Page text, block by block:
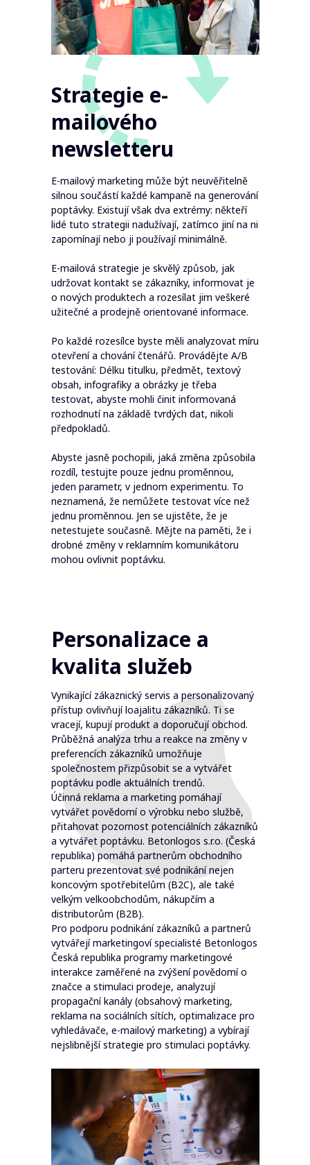
Strategie e-
mailového
newsletteru
E-mailový marketing může být neuvěřitelně
silnou součástí každé kampaně na generování
poptávky. Existují však dva extrémy: někteří
lidé tuto strategii nadužívají, zatímco jiní na ni
zapomínají nebo ji používají minimálně.
E-mailová strategie je skvělý způsob, jak
udržovat kontakt se zákazníky, informovat je
o nových produktech a rozesílat jim veškeré
užitečné a prodejně orientované informace.
Po každé rozesílce byste měli analyzovat míru
otevření a chování čtenářů. Provádějte A/B
testování: Délku titulku, předmět, textový
obsah, infografiky a obrázky je třeba
testovat, abyste mohli činit informovaná
rozhodnutí na základě tvrdých dat, nikoli
předpokladů.
Abyste jasně pochopili, jaká změna způsobila
rozdíl, testujte pouze jednu proměnnou,
jeden parametr, v jednom experimentu. To
neznamená, že nemůžete testovat více než
jednu proměnnou. Jen se ujistěte, že je
netestujete současně. Mějte na paměti, že i
drobné změny v reklamním komunikátoru
mohou ovlivnit poptávku.
Vynikající zákaznický servis a personalizovaný
přístup ovlivňují loajalitu zákazníků. Ti se
vracejí, kupují produkt a doporučují obchod.
Průběžná analýza trhu a reakce na změny v
preferencích zákazníků umožňuje
společnostem přizpůsobit se a vytvářet
poptávku podle aktuálních trendů.
Účinná reklama a marketing pomáhají
vytvářet povědomí o výrobku nebo službě,
přitahovat pozornost potenciálních zákazníků
a vytvářet poptávku. Betonlogos s.r.o. (Česká
republika) pomáhá partnerům obchodního
parteru prezentovat své podnikání nejen
koncovým spotřebitelům (B2C), ale také
velkým velkoobchodům, nákupčím a
distributorům (B2B).
Pro podporu podnikání zákazníků a partnerů
vytvářejí marketingoví specialisté Betonlogos
Česká republika programy marketingové
interakce zaměřené na zvýšení povědomí o
značce a stimulaci prodeje, analyzují
propagační kanály (obsahový marketing,
reklama na sociálních sítích, optimalizace pro
vyhledávače, e-mailový marketing) a vybírají
nejslibnější strategie pro stimulaci poptávky.
Personalizace a
kvalita služeb